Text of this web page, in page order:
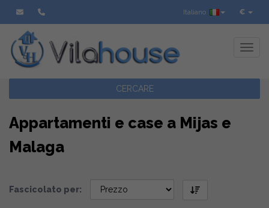
€
Italiano
CERCARE
Appartamenti e case a Mijas e
Malaga
Fascicolato per: